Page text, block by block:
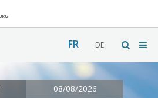
FR DE
08/08/2026